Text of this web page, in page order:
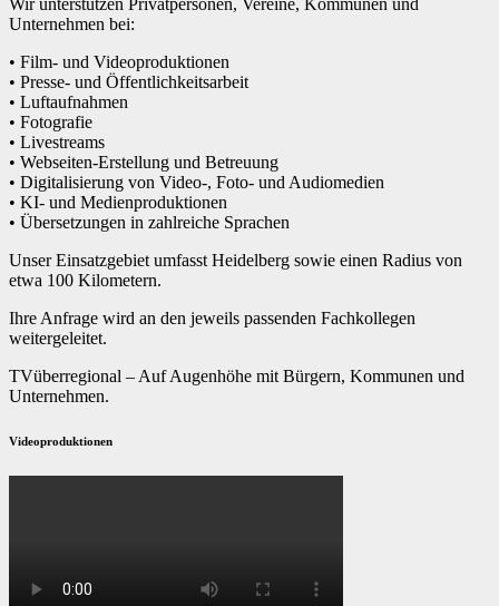
Wir unterstützen Privatpersonen, Vereine, Kommunen und
Unternehmen bei:
• Film- und Videoproduktionen
• Presse- und Öffentlichkeitsarbeit
• Luftaufnahmen
• Fotografie
• Livestreams
• Webseiten-Erstellung und Betreuung
• Digitalisierung von Video-, Foto- und Audiomedien
• KI- und Medienproduktionen
• Übersetzungen in zahlreiche Sprachen
Unser Einsatzgebiet umfasst Heidelberg sowie einen Radius von
etwa 100 Kilometern.
Ihre Anfrage wird an den jeweils passenden Fachkollegen
weitergeleitet.
TVüberregional – Auf Augenhöhe mit Bürgern, Kommunen und
Unternehmen.
Videoproduktionen